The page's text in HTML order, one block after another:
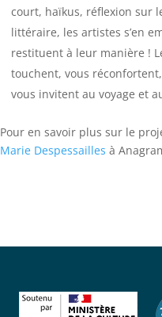
court, haïkus, réflexion sur
littéraire, les artistes s’en
restituent à leur manière !
touchent, vous
vous invitent au voyage et
Pour en savoir plus sur le
Marie Despessailles à